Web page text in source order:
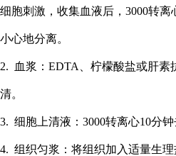
细胞刺激，收集血液后，3000转
小心地分离。
2. 血浆：EDTA、柠檬酸盐或肝素
清。
3. 细胞上清液：3000转离心10分钟
4. 组织匀浆：将组织加入适量生理